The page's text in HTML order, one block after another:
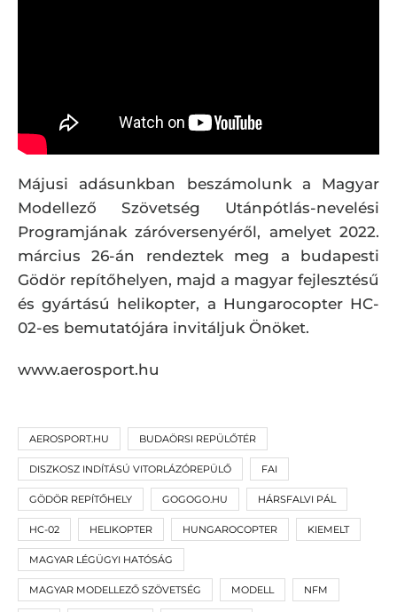
Májusi adásunkban beszámolunk a Magyar
Modellező Szövetség Utánpótlás-nevelési
Programjának záróversenyéről, amelyet 2022.
március 26-án rendeztek meg a budapesti
Gödör repítőhelyen, majd a magyar fejlesztésű
és gyártású helikopter, a Hungarocopter HC-
02-es bemutatójára invitáljuk Önöket.
www.aerosport.hu
AEROSPORT.HU BUDAÖRSI REPÜLŐTÉR
DISZKOSZ INDÍTÁSÚ VITORLÁZÓREPÜLŐ FAI
GÖDÖR REPÍTŐHELY GOGOGO.HU HÁRSFALVI PÁL
HC-02 HELIKOPTER HUNGAROCOPTER KIEMELT
MAGYAR LÉGÜGYI HATÓSÁG
MAGYAR MODELLEZŐ SZÖVETSÉG MODELL NFM